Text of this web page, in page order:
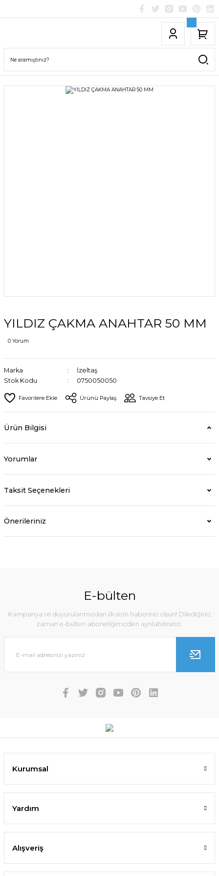
YILDIZ ÇAKMA ANAHTAR 50 MM
0 Yorum
Marka
İzeltaş
Stok Kodu
0750050050
Ürünü Paylaş Tavsiye Et
Ürün Bilgisi
Yorumlar
Taksit Seçenekleri
Önerileriniz
E-bülten
Kampanya ve duyurularımızdan ilk sizin haberiniz olsun! Dilediğiniz
zaman e-bülten aboneliğimizden ayrılabilirsiniz.
Kurumsal
Yardım
Alışveriş